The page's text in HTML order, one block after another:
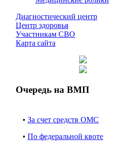
Диагностический центр
Центр здоровья
Участникам СВО
Карта сайта
Очередь на ВМП
• За счет средств ОМС
• По федеральной квоте